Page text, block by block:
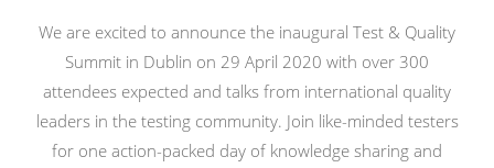
We are excited to announce the inaugural Test & Quality
Summit in Dublin on 29 April 2020 with over 300
attendees expected and talks from international quality
leaders in the testing community. Join like-minded testers
for one action-packed day of knowledge sharing and